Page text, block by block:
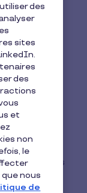
si
est
?
pouvez
pour
dans
des
sites
des
et
non
le
nous
de